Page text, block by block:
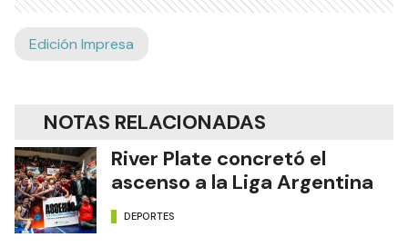
Edición Impresa
NOTAS RELACIONADAS
River Plate concretó el
ascenso a la Liga Argentina
DEPORTES